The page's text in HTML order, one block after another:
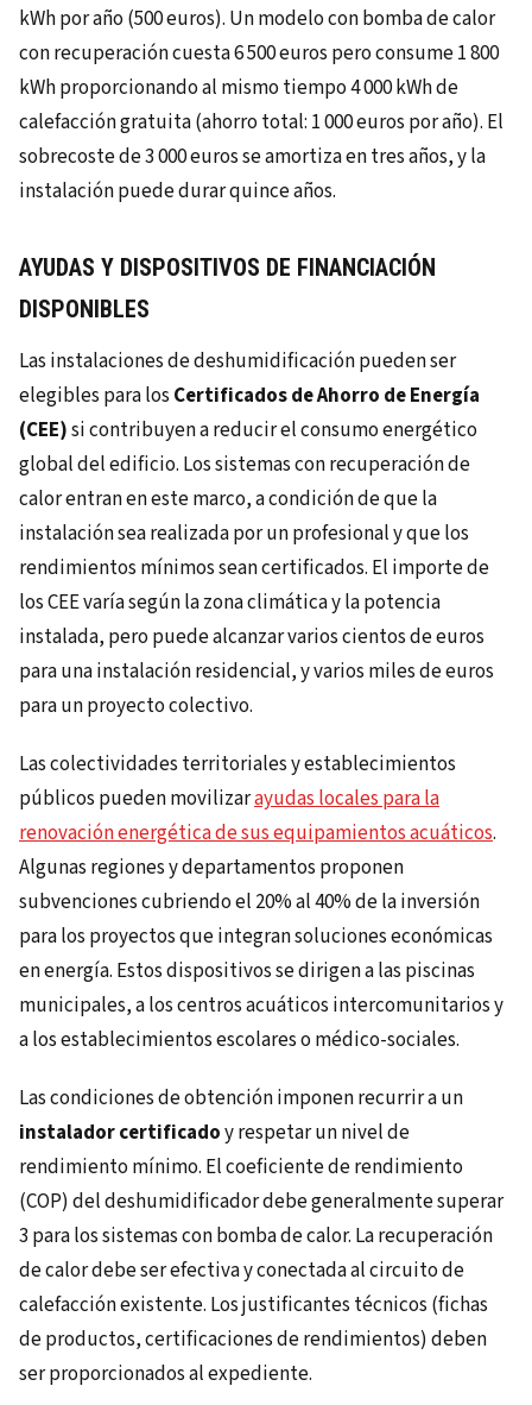
kWh por año (500 euros). Un modelo con bomba de calor
con recuperación cuesta 6 500 euros pero consume 1 800
kWh proporcionando al mismo tiempo 4 000 kWh de
calefacción gratuita (ahorro total: 1 000 euros por año). El
sobrecoste de 3 000 euros se amortiza en tres años, y la
instalación puede durar quince años.
AYUDAS Y DISPOSITIVOS DE FINANCIACIÓN
DISPONIBLES
Las instalaciones de deshumidificación pueden ser
elegibles para los Certificados de Ahorro de Energía
(CEE)si contribuyen a reducir el consumo energético
global del edificio. Los sistemas con recuperación de
calor entran en este marco, a condición de que la
instalación sea realizada por un profesional y que los
rendimientos mínimos sean certificados. El importe de
los CEE varía según la zona climática y la potencia
instalada, pero puede alcanzar varios cientos de euros
para una instalación residencial, y varios miles de euros
para un proyecto colectivo.
Las colectividades territoriales y establecimientos
públicos pueden movilizarayudas locales para la
renovación energética de sus equipamientos acuáticos.
Algunas regiones y departamentos proponen
subvenciones cubriendo el 20% al 40% de la inversión
para los proyectos que integran soluciones económicas
en energía. Estos dispositivos se dirigen a las piscinas
municipales, a los centros acuáticos intercomunitarios y
a los establecimientos escolares o médico-sociales.
Las condiciones de obtención imponen recurrir a un
instalador certificadoy respetar un nivel de
rendimiento mínimo. El coeficiente de rendimiento
(COP) del deshumidificador debe generalmente superar
3 para los sistemas con bomba de calor. La recuperación
de calor debe ser efectiva y conectada al circuito de
calefacción existente. Los justificantes técnicos (fichas
de productos, certificaciones de rendimientos) deben
ser proporcionados al expediente.